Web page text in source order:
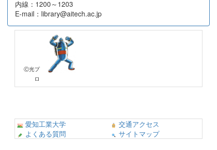
内線：1200～1203
E-mail：library@aitech.ac.jp
Ⓒ光プ
ロ
愛知工業大学
交通アクセス
よくある質問
サイトマップ